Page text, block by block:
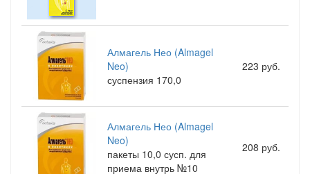
Алмагель Нео (Almagel
Neo)
суспензия 170,0
223 руб.
Алмагель Нео (Almagel
Neo)
пакеты 10,0 сусп. для
приема внутрь №10
208 руб.